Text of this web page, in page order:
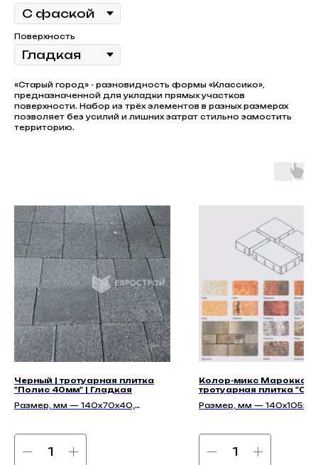
Поверхность
«Старый город» - разновидность формы «Классико»,
предназначенной для укладки прямых участков
поверхности. Набор из трёх элементов в разных размерах
позволяет без усилий и лишних затрат стильно замостить
территорию.
Черный | тротуарная плитка
"Полис 40мм" | Гладкая
Размер, мм — 140х70х40,
Колор-микс Марокко |
тротуарная плитка
Размер, мм —